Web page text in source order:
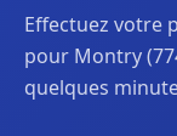
Effectuez votre
pour Montry
quelques